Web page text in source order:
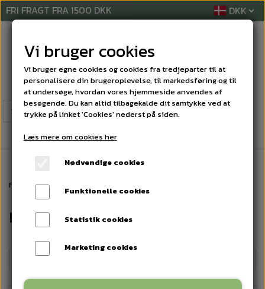
FRI FRAGT FRA 1500 DKK
Forside LYKØNSKNINGSKORT
BRYLLUPS'KORT
Vi bruger cookies
Vi bruger egne cookies og cookies fra tredjeparter til at
personalisere din brugeroplevelse, til markedsføring og til
at undersøge, hvordan vores hjemmeside anvendes af
besøgende. Du kan altid tilbagekalde dit samtykke ved at
trykke på linket 'Cookies' nederst på siden.
Læs mere om cookies her
Nødvendige cookies
Funktionelle cookies
Statistik cookies
Marketing cookies